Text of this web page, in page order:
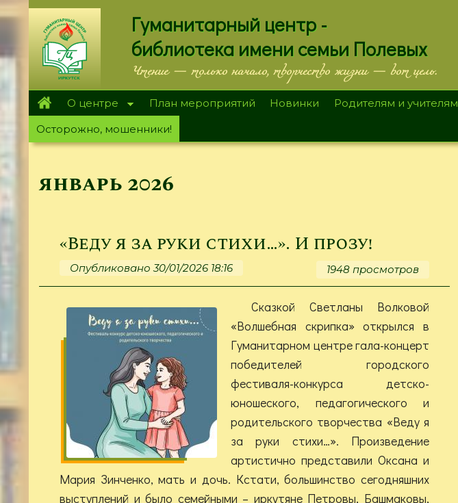
Перейти
к
основному
содержанию
Гуманитарный центр -
библиотека имени семьи Полевых
Чтение — только начало, творчество жизни — вот цель.
О центре План мероприятий Новинки Родителям и учителям
Осторожно, мошенники!
январь 2026
«Веду я за руки стихи…». И прозу!
Опубликовано 30/01/2026 18:16 1948 просмотров
Сказкой Светланы Волковой
«Волшебная скрипка» открылся в
Гуманитарном центре гала-концерт
победителей городского
фестиваля-конкурса детско-
юношеского, педагогического и
родительского творчества «Веду я
за руки стихи…». Произведение
артистично представили Оксана и
Мария Зинченко, мать и дочь. Кстати, большинство сегодняшних
выступлений и было семейными – иркутяне Петровы, Башмаковы,